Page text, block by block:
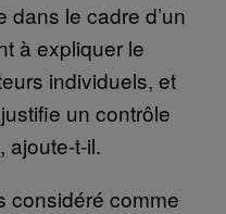
dans le cadre d’un
à expliquer le
individuels, et
un contrôle
ajoute-t-il.
considéré comme